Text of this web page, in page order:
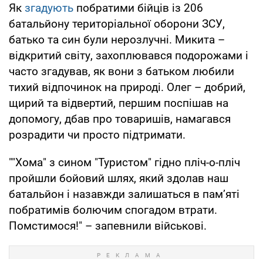
Як згадують побратими бійців із 206
батальйону територіальної оборони ЗСУ,
батько та син були нерозлучні. Микита –
відкритий світу, захоплювався подорожами і
часто згадував, як вони з батьком любили
тихий відпочинок на природі. Олег – добрий,
щирий та відвертий, першим поспішав на
допомогу, дбав про товаришів, намагався
розрадити чи просто підтримати.
""Хома" з сином "Туристом" гідно пліч-о-пліч
пройшли бойовий шлях, який здолав наш
батальйон і назавжди залишаться в пам’яті
побратимів болючим спогадом втрати.
Помстимося!" – запевнили військові.